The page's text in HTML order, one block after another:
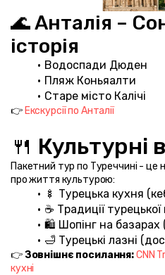
🌊 Анталія –
історія
Водоспади Дюден
Пляж Коньяалти
Старе місто Калічі
👉 Екскурсії по Анталії
🍴
Пакетний тур по Туреччині - це
про життя культурою:
🍢 Турецька кухня
☕ Традиції
🛍️ Шопінг на базарах
🛁 Турецькі лазні
👉 Зовнішнє посилання:CNN
кухні